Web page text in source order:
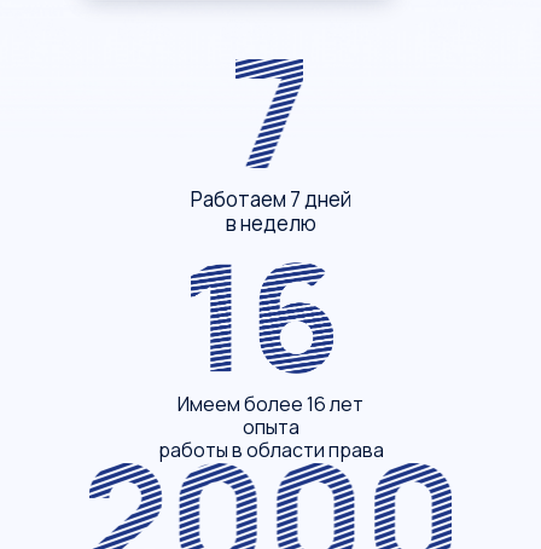
Работаем 7 дней
в неделю
Имеем более 16 лет
опыта
работы в области права